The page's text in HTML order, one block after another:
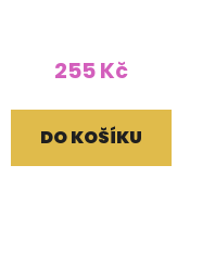
255 Kč
DO KOŠÍKU